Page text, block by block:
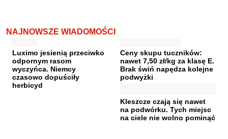
NAJNOWSZE WIADOMOŚCI
Luximo jesienią przeciwko
odpornym rasom
wyczyńca. Niemcy
czasowo dopuściły
herbicyd
Ceny skupu tuczników:
nawet 7,50 zł/kg za klasę E.
Brak świń napędza kolejne
podwyżki
Kleszcze czają się nawet
na podwórku. Tych miejsc
na ciele nie wolno pominąć